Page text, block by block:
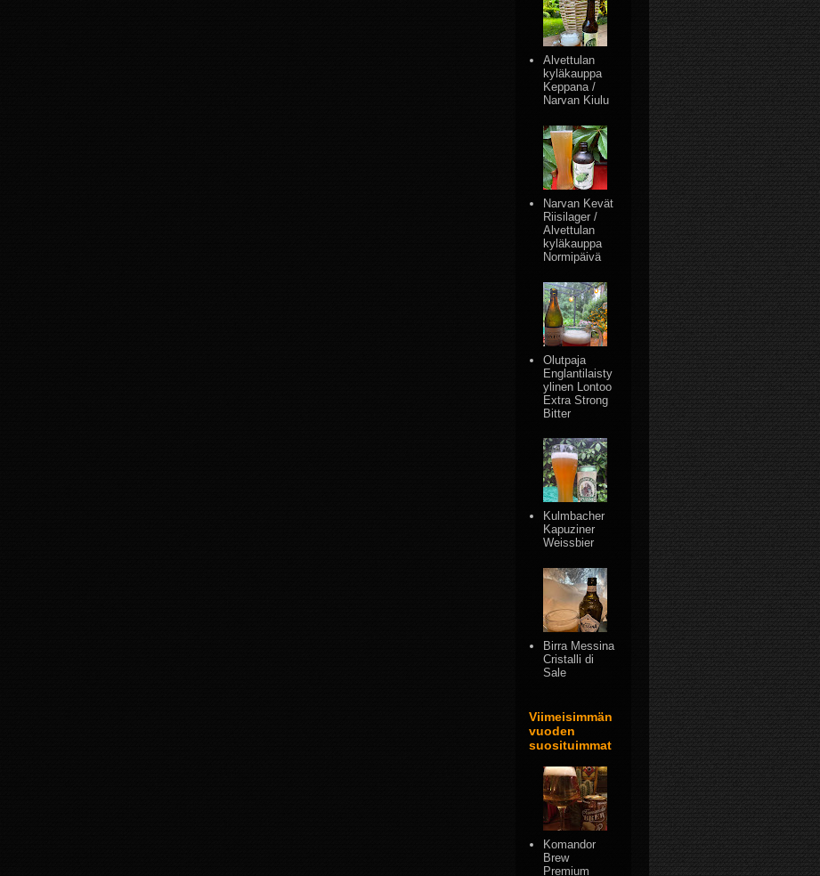
Alvettulan
kyläkauppa
Keppana /
Narvan Kiulu
Narvan Kevät
Riisilager /
Alvettulan
kyläkauppa
Normipäivä
Olutpaja
Englantilaisty
ylinen Lontoo
Extra Strong
Bitter
Kulmbacher
Kapuziner
Weissbier
Birra Messina
Cristalli di
Sale
Viimeisimmän
vuoden
suosituimmat
Komandor
Brew
Premium